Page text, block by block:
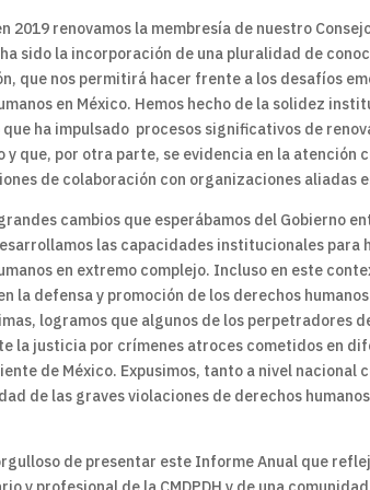
2019 renovamos la membresía de nuestro
sido la incorporación de una pluralidad de
que nos permitirá hacer frente a los desafíos
en México. Hemos hecho de la solidez
que ha impulsado procesos significativos de
y que, por otra parte, se evidencia en la atención
de colaboración con organizaciones aliadas
cambios que esperábamos del Gobierno
las capacidades institucionales para
en extremo complejo. Incluso en este
la defensa y promoción de los derechos
logramos que algunos de los perpetradores
la justicia por crímenes atroces cometidos en
de México. Expusimos, tanto a nivel nacional
de las graves violaciones de derechos
de presentar este Informe Anual que